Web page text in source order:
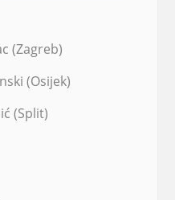
(Zagreb)
(Osijek)
(Split)